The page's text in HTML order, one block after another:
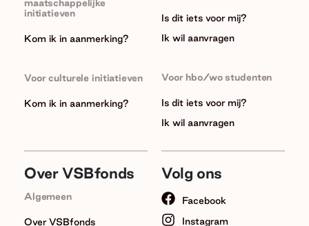
maatschappelijke
initiatieven
Kom ik in aanmerking?
Voor culturele initiatieven
Kom ik in aanmerking?
Is dit iets voor mij?
Ik wil aanvragen
Voor hbo/wo studenten
Is dit iets voor mij?
Ik wil aanvragen
Over VSBfonds
Algemeen
Over VSBfonds
Volg ons
Facebook
Instagram